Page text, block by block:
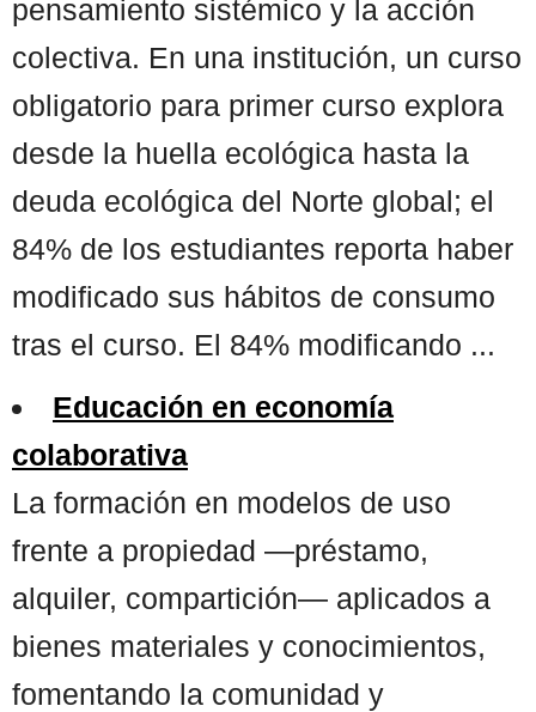
pensamiento sistémico y la acción
colectiva. En una institución, un curso
obligatorio para primer curso explora
desde la huella ecológica hasta la
deuda ecológica del Norte global; el
84% de los estudiantes reporta haber
modificado sus hábitos de consumo
tras el curso. El 84% modificando ...
Educación en economía
colaborativa
La formación en modelos de uso
frente a propiedad —préstamo,
alquiler, compartición— aplicados a
bienes materiales y conocimientos,
fomentando la comunidad y